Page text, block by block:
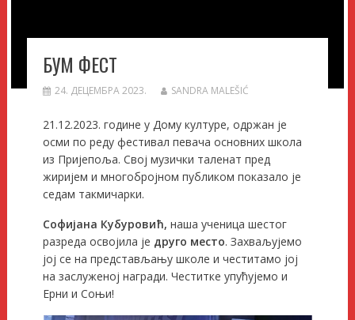
БУМ ФЕСТ
24. ДЕЦЕМБРА 2023. SANDRA MALEŠIĆ
21.12.2023. године у Дому културе, одржан је
осми по реду фестивал певача основних школа
из Пријепоља. Свој музички таленат пред
жиријем и многобројном публиком показало је
седам такмичарки.
Софијана Кубуровић, наша ученица шестог
разреда освојила је друго место. Захваљујемо
јој се на представљању школе и честитамо јој
на заслуженој награди. Честитке упућујемо и
Ерни и Соњи!